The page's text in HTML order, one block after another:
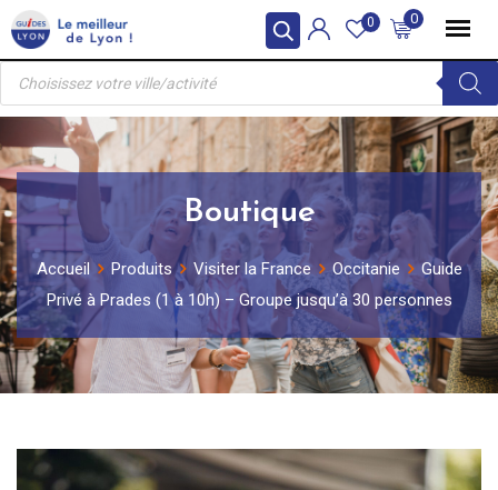
Skip
to
content
0
0
Recherche
produits
Boutique
Accueil Produits Visiter la France Occitanie
Guide
Privé à Prades (1 à 10h) – Groupe jusqu’à 30 personnes